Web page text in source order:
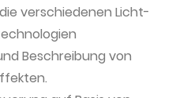
verschiedenen Licht-
Beschreibung von